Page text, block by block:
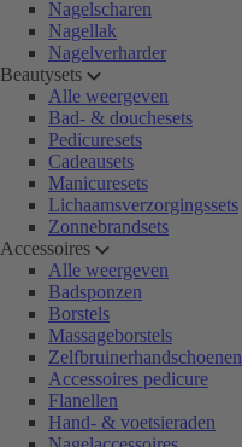
Nagelscharen
Nagellak
Nagelverharder
Beautysets
Alle weergeven
Bad- & douchesets
Pedicuresets
Cadeausets
Manicuresets
Lichaamsverzorgingssets
Zonnebrandsets
Accessoires
Alle weergeven
Badsponzen
Borstels
Massageborstels
Zelfbruinerhandschoenen
Accessoires pedicure
Flanellen
Hand- & voetsieraden